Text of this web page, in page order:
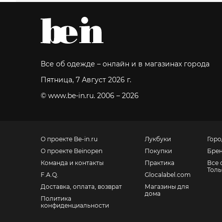
Все об одежде – онлайн и в магазинах города
Пятница, 7 Август 2026 г.
© www.be-in.ru. 2006 – 2026
О проекте Be-in.ru
О проекте Beinopen
Команда и контакты
F.A.Q.
Доставка, оплата, возврат
Политика
конфиденциальности
Лукбуки
Покупки
Практика
Glocalabel.com
Магазины для
дома
Все